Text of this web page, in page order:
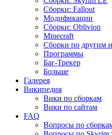
Сборки: Fallout
Модификации
Сборки: Oblivion
Minecraft
Сборки по другим
Программы
Баг-Трекер
Больше
Галерея
Википедия
Вики по сборкам
Вики по сайтам
FAQ
Вопросы по